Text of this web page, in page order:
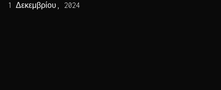
1 Δεκεμβρίου, 2024